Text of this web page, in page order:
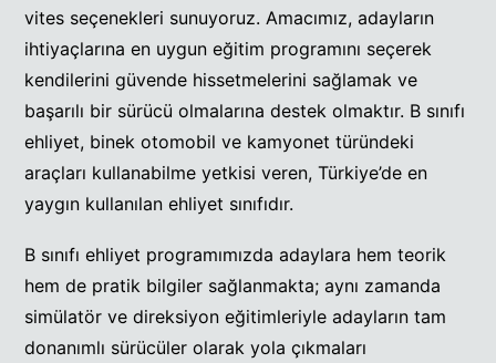
vites seçenekleri sunuyoruz. Amacımız, adayların
ihtiyaçlarına en uygun eğitim programını seçerek
kendilerini güvende hissetmelerini sağlamak ve
başarılı bir sürücü olmalarına destek olmaktır. B sınıfı
ehliyet, binek otomobil ve kamyonet türündeki
araçları kullanabilme yetkisi veren, Türkiye’de en
yaygın kullanılan ehliyet sınıfıdır.
B sınıfı ehliyet programımızda adaylara hem teorik
hem de pratik bilgiler sağlanmakta; aynı zamanda
simülatör ve direksiyon eğitimleriyle adayların tam
donanımlı sürücüler olarak yola çıkmaları